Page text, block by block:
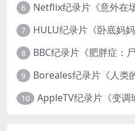
6
7
8
9
10